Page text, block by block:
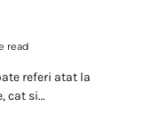
read
referi atat la
cat si…